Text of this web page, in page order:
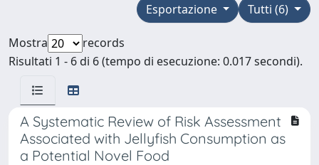
Tutti (6)
Esportazione
Mostra
records
Risultati 1 - 6 di 6 (tempo di esecuzione: 0.017 secondi).
A Systematic Review of Risk Assessment
Associated with Jellyfish Consumption as
a Potential Novel Food